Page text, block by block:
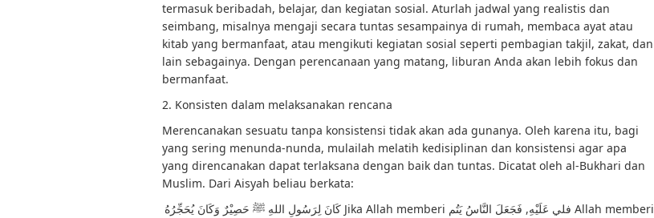
termasuk beribadah, belajar, dan kegiatan sosial. Aturlah jadwal yang realistis dan
seimbang, misalnya mengaji secara tuntas sesampainya di rumah, membaca ayat atau
kitab yang bermanfaat, atau mengikuti kegiatan sosial seperti pembagian takjil, zakat, dan
lain sebagainya. Dengan perencanaan yang matang, liburan Anda akan lebih fokus dan
bermanfaat.
2. Konsisten dalam melaksanakan rencana
Merencanakan sesuatu tanpa konsistensi tidak akan ada gunanya. Oleh karena itu, bagi
yang sering menunda-nunda, mulailah melatih kedisiplinan dan konsistensi agar apa
yang direncanakan dapat terlaksana dengan baik dan tuntas. Dicatat oleh al-Bukhari dan
Muslim. Dari Aisyah beliau berkata:
كَانَ لِرَسُولِ اللهِ ﷺ حَصِيْرٌ وَكَانَ يُحَجِّرُهُ Jika Allah memberi فلي عَلَيْهِ, فَجَعَلَ النَّاسُ يَتُم Allah memberi